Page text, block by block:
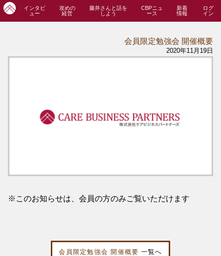
インタビ
ュー
攻めの
経営
藤井さんと話を
しよう
CBPニュ
ース
新着
情報
ログ
イン
会員限定勉強会 開催概要
2020年11月19日
※このお知らせは、会員の方のみご覧いただけます
会員限定勉強会 開催概要 一覧へ